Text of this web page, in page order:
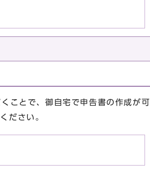
ことで、御自宅で申告書の作成が可
ださい。